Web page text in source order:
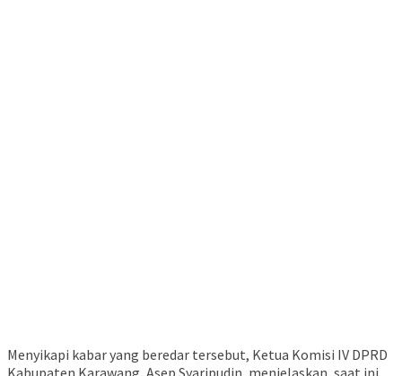
Menyikapi kabar yang beredar tersebut, Ketua Komisi IV DPRD